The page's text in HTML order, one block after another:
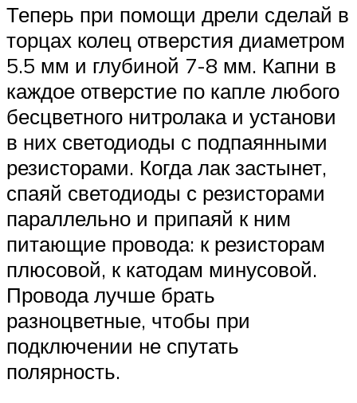
Теперь при помощи дрели сделай в
торцах колец отверстия диаметром
5.5 мм и глубиной 7-8 мм. Капни в
каждое отверстие по капле любого
бесцветного нитролака и установи
в них светодиоды с подпаянными
резисторами. Когда лак застынет,
спаяй светодиоды с резисторами
параллельно и припаяй к ним
питающие провода: к резисторам
плюсовой, к катодам минусовой.
Провода лучше брать
разноцветные, чтобы при
подключении не спутать
полярность.